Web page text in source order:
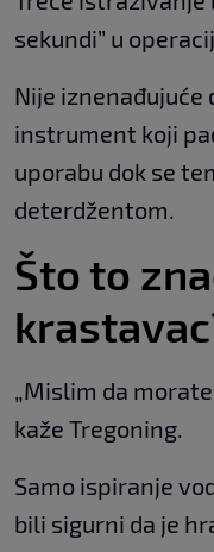
sekundi” u
Nije iznenađujuće
instrument koji
uporabu dok se
deterdžentom.
Što to
„Mislim da
kaže Tregoning.
Samo ispiranje
bili sigurni da je